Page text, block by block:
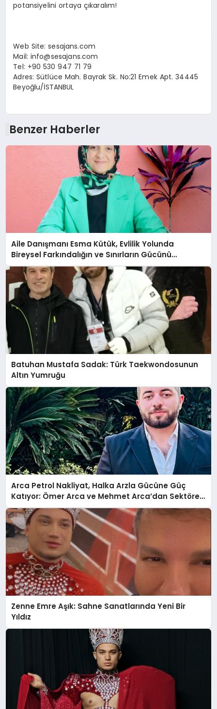
potansiyelini ortaya çıkaralım!
Web Site: sesajans.com
Mail: info@sesajans.com
Tel: +90 530 947 71 79
Adres: Sütlüce Mah. Bayrak Sk. No:21 Emek Apt. 34445
Beyoğlu/İSTANBUL
Benzer Haberler
Aile Danışmanı Esma Kütük, Evlilik Yolunda
Bireysel Farkındalığın ve Sınırların Gücünü
Anlatıyor
Batuhan Mustafa Sadak: Türk Taekwondosunun
Altın Yumruğu
Arca Petrol Nakliyat, Halka Arzla Gücüne Güç
Katıyor: Ömer Arca ve Mehmet Arca’dan Sektöre
Güçlü Yatırım
Zenne Emre Aşık: Sahne Sanatlarında Yeni Bir
Yıldız